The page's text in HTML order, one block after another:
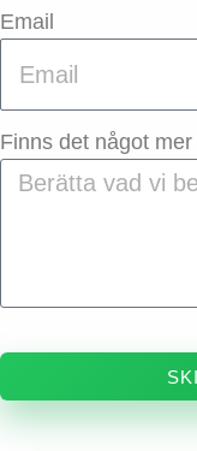
Email
Finns det något